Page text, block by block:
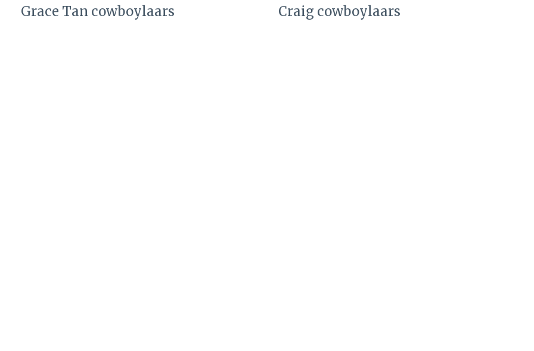
Grace Tan cowboylaars Craig cowboylaars